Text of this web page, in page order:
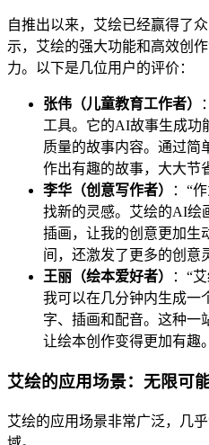
自推出以来，艾绘已经赢得了
示，艾绘的强大功能和高效创
力。以下是几位用户的评价：
张伟（儿童教育工作者）
工具。它的AI故事生成功
质量的故事内容。通过简
作出有趣的故事，大大节
李华（创意写作者）
：“
找新的灵感。艾绘的AI绘
插画，让我的创意更加生
间，还激发了更多的创意
王丽（绘本爱好者）
：“
我可以在几分钟内生成一
字、插画和配音。这种一
让绘本创作变得更加有趣
艾绘的应用场景：无限可
艾绘的应用场景非常广泛，几